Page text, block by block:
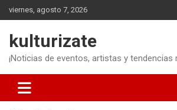
Saltar
al
viernes, agosto 7, 2026
kulturizate
¡Noticias de eventos, artistas y tendencias